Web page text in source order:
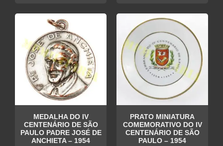
MEDALHA DO IV
CENTENÁRIO DE SÃO
PAULO PADRE JOSÉ DE
ANCHIETA – 1954
PRATO MINIATURA
COMEMORATIVO DO IV
CENTENÁRIO DE SÃO
PAULO – 1954